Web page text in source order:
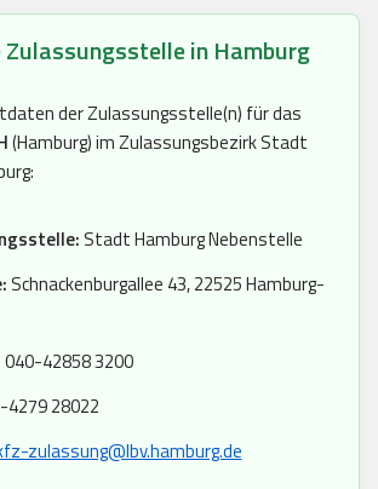
in Hamburg
der Zulassungsstelle(n) für das
(Hamburg) im Zulassungsbezirk Stadt
Stadt Hamburg Nebenstelle
Schnackenburgallee 43, 22525 Hamburg-
040-42858 3200
4279 28022
zulassung@lbv.hamburg.de